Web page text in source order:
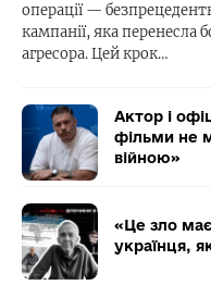
операції —
кампанії, яка перенесла
агресора. Цей крок…
Актор і
фільми не
війною»
«Це зло
українця,